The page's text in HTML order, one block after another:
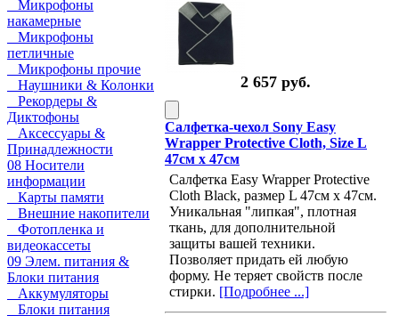
Микрофоны
накамерные
Микрофоны
петличные
Микрофоны прочие
Наушники & Колонки
Рекордеры &
Диктофоны
Аксессуары &
Принадлежности
08 Носители
информации
Карты памяти
Внешние накопители
Фотопленка и
видеокассеты
09 Элем. питания &
Блоки питания
Аккумуляторы
Блоки питания
2 657 руб.
Салфетка-чехол Sony Easy
Wrapper Protective Cloth, Size L
47см х 47см
Салфетка Easy Wrapper Protective
Cloth Black, размер L 47см х 47см.
Уникальная "липкая", плотная
ткань, для дополнительной
защиты вашей техники.
Позволяет придать ей любую
форму. Не теряет свойств после
стирки. [Подробнее ...]